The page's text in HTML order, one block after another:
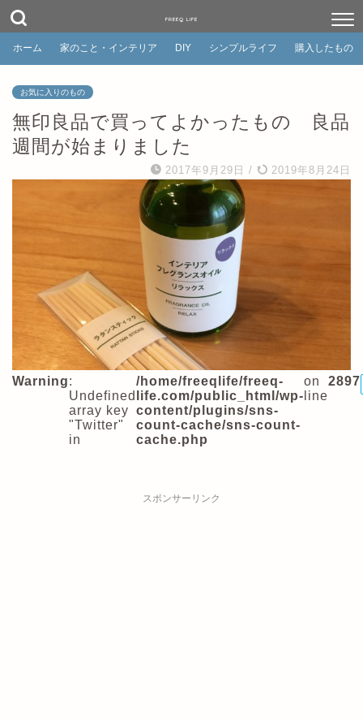
FREEQ LIFE
ホーム 家のこと・インテリア DIY シンプルライフ 購入したもの
お気に入りのもの
無印良品で買ってよかったもの 良品
週間が始まりました
2017年9月29日 / 2019年8月24日
Warning:
Undefined
array key
"Twitter"
in
/home/freeqlife/freeq-
life.com/public_html/wp-
content/plugins/sns-
count-cache/sns-count-
cache.php
on
line
2897
スポンサーリンク